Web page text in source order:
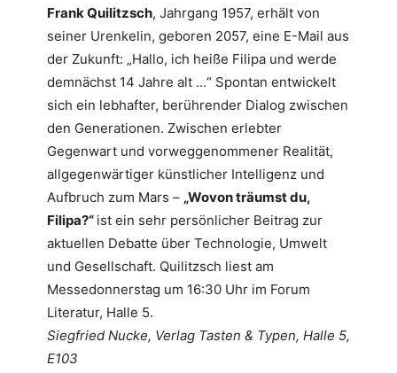
Frank Quilitzsch, Jahrgang 1957, erhält von
seiner Urenkelin, geboren 2057, eine E-Mail aus
der Zukunft: „Hallo, ich heiße Filipa und werde
demnächst 14 Jahre alt …“ Spontan entwickelt
sich ein lebhafter, berührender Dialog zwischen
den Generationen. Zwischen erlebter
Gegenwart und vorweggenommener Realität,
allgegenwärtiger künstlicher Intelligenz und
Aufbruch zum Mars – „Wovon träumst du,
Filipa?“ ist ein sehr persönlicher Beitrag zur
aktuellen Debatte über Technologie, Umwelt
und Gesellschaft. Quilitzsch liest am
Messedonnerstag um 16:30 Uhr im Forum
Literatur, Halle 5.
Siegfried Nucke, Verlag Tasten & Typen, Halle 5,
E103